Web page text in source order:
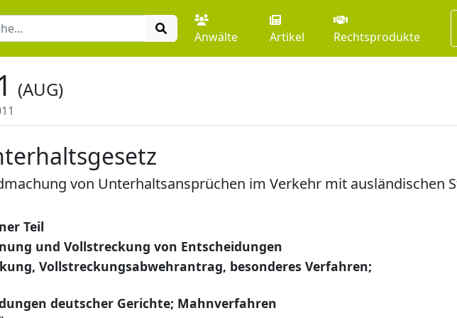
Anwälte Artikel Rechtsprodukte
(AUG)
von Unterhaltsansprüchen im Verkehr mit ausländischen
Teil
und Vollstreckung von Entscheidungen
Vollstreckungsabwehrantrag, besonderes Verfahren;
deutscher Gerichte; Mahnverfahren